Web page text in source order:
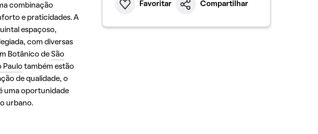
combinação
e praticidades. A
espaçoso,
com diversas
Botânico de São
Paulotambém estão
de qualidade, o
uma oportunidade
urbano.
Favoritar Compartilhar